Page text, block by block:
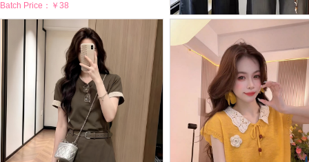
Batch Price： ￥38
BY29913# 气质法式镂空...
Batch Price：￥43